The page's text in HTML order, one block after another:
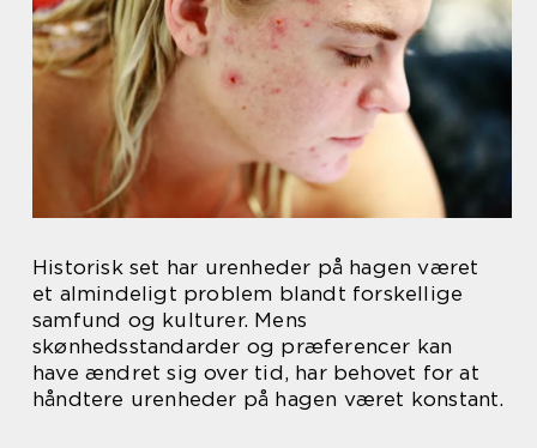
Historisk set har urenheder på hagen været
et almindeligt problem blandt forskellige
samfund og kulturer. Mens
skønhedsstandarder og præferencer kan
have ændret sig over tid, har behovet for at
håndtere urenheder på hagen været konstant.